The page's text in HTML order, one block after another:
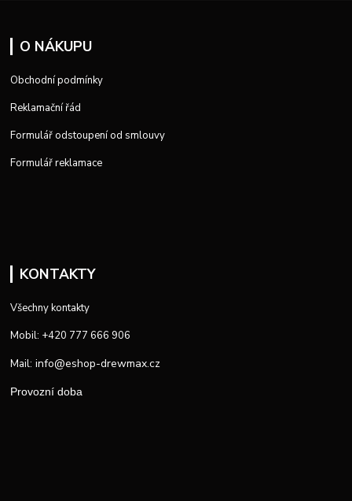
O NÁKUPU
Obchodní podmínky
Reklamační řád
Formulář odstoupení od smlouvy
Formulář reklamace
KONTAKTY
Všechny kontakty
Mobil: +420 777 666 906
Mail: info@eshop-drewmax.cz
Provozní doba